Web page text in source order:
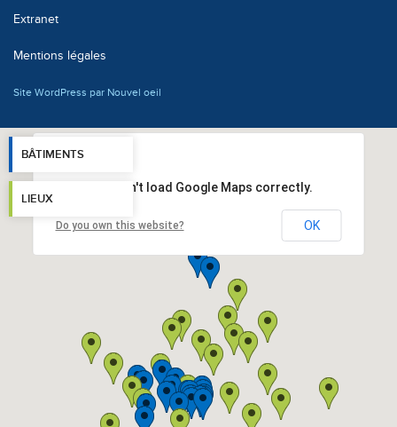
Extranet
Mentions légales
Site WordPress par Nouvel oeil
BÂTIMENTS
LIEUX
This page can't load Google Maps correctly.
Do you own this website? OK